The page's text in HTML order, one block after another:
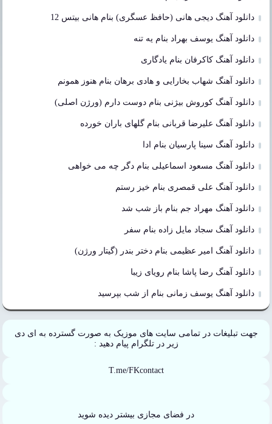
دانلود آهنگ دیجی هانی (حافظ عسگری) بنام هانی بیتس 12
دانلود آهنگ یوسف بهراد بنام یه تنه
دانلود آهنگ کاکرفان بنام یادگاری
دانلود آهنگ شهاب بخارایی و هادی برهان بنام هنوز همونم
دانلود آهنگ کوروش بیژنی بنام دوست دارم (ورژن اصلی)
دانلود آهنگ علیرضا قربانی بنام گلهای باران خورده
دانلود آهنگ سینا پارسیان بنام ادا
دانلود آهنگ مسعود اسماعیلی بنام دگر چه می خواهی
دانلود آهنگ علی قمصری بنام خیز رستم
دانلود آهنگ مهراد جم بنام باز شب شد
دانلود آهنگ سجاد مایل زاده بنام سفر
دانلود آهنگ امیر عظیمی بنام دختر بندر (گیتار ورژن)
دانلود آهنگ رضا پاشا بنام رویای زیبا
دانلود آهنگ یوسف زمانی بنام از شب بپرسید
جهت تبلیغات در تمامی سایت های موزیک به صورت گسترده به ای دی
زیر در تلگرام پیام دهید :
T.me/FKcontact
در فضای مجازی بیشتر دیده شوید